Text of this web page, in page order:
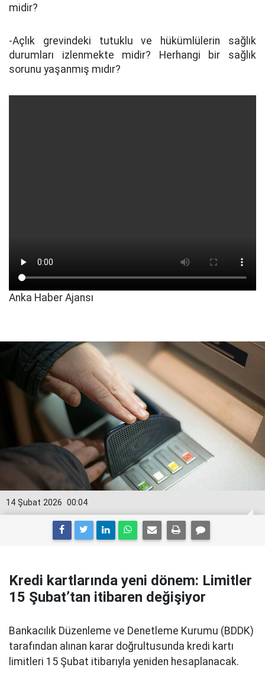
midir?
-Açlık grevindeki tutuklu ve hükümlülerin sağlık
durumları izlenmekte midir? Herhangi bir sağlık
sorunu yaşanmış mıdır?
Anka Haber Ajansı
00:04
14 Şubat 2026
Kredi kartlarında yeni dönem: Limitler
15 Şubat’tan itibaren değişiyor
Bankacılık Düzenleme ve Denetleme Kurumu (BDDK)
tarafından alınan karar doğrultusunda kredi kartı
limitleri 15 Şubat itibarıyla yeniden hesaplanacak.